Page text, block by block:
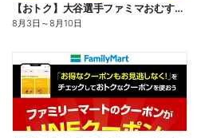
【おトク】大谷選手ファミマおむすび割
8月3日 ～8月10日